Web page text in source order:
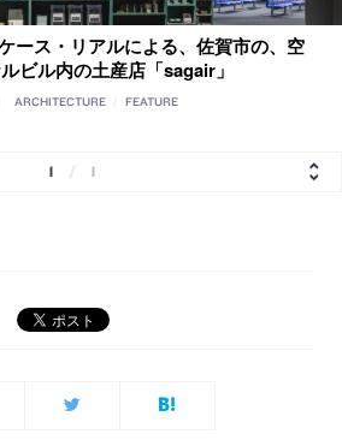
ース・リアルによる、佐賀市の、空
ビル内の土産店「sagair」
ARCHITECTURE FEATURE
1 1